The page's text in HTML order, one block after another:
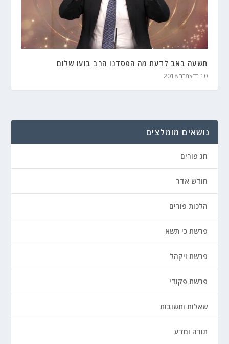
תשעה באב לדעת מה הפסדנו הרב בועז שלום
10 בדצמבר 2018
נושאים מומלצים
חג פורים
חודש אדר
הלכות פורים
פרשת כי תשא
פרשת ויקהל
פרשת פקודי
שאלות ותשובות
תורה ומדע